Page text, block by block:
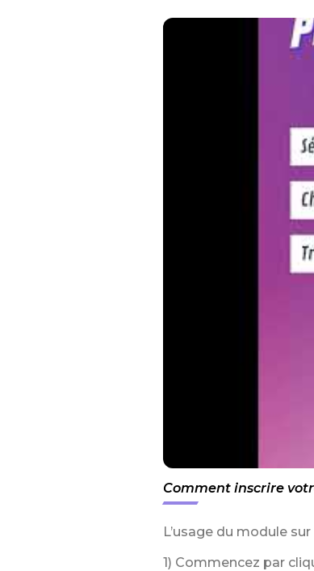
Comment inscrire
L’usage du module sur
1) Commencez par